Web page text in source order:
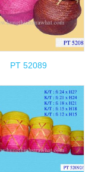
PT 52089